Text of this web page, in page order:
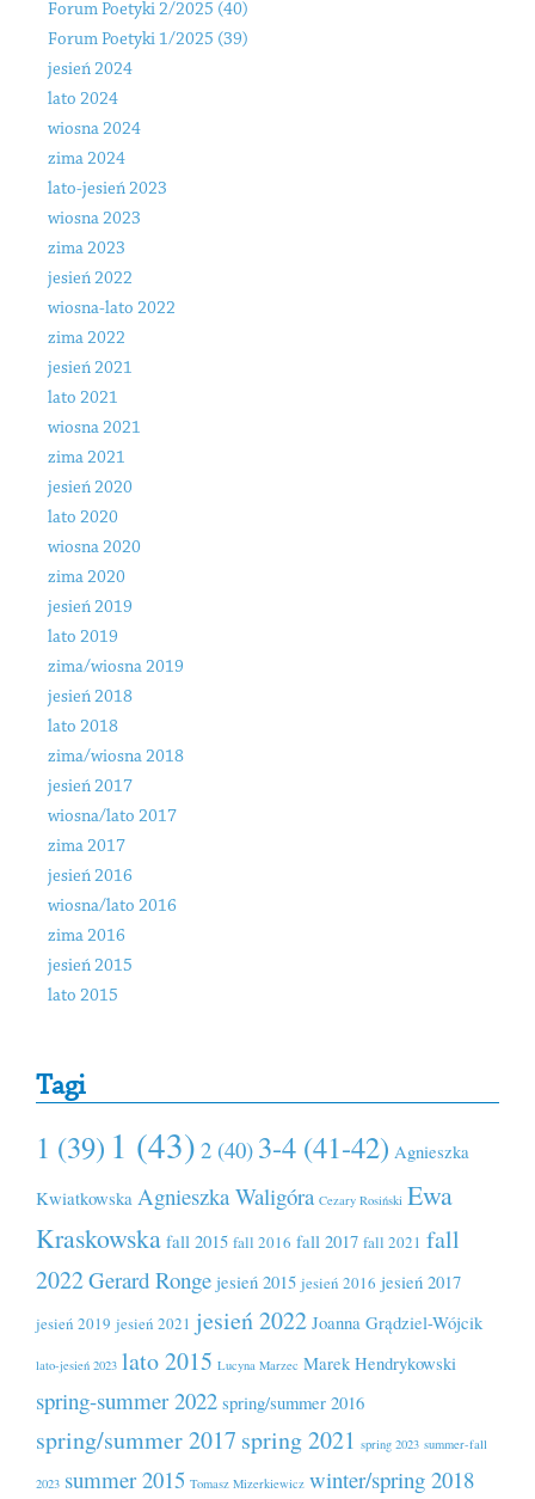
Forum Poetyki 2/2025 (40)
Forum Poetyki 1/2025 (39)
jesień 2024
lato 2024
wiosna 2024
zima 2024
lato-jesień 2023
wiosna 2023
zima 2023
jesień 2022
wiosna-lato 2022
zima 2022
jesień 2021
lato 2021
wiosna 2021
zima 2021
jesień 2020
lato 2020
wiosna 2020
zima 2020
jesień 2019
lato 2019
zima/wiosna 2019
jesień 2018
lato 2018
zima/wiosna 2018
jesień 2017
wiosna/lato 2017
zima 2017
jesień 2016
wiosna/lato 2016
zima 2016
jesień 2015
lato 2015
Tagi
1 (39) 1 (43) 2 (40) 3-4 (41-42) Agnieszka
Kwiatkowska Agnieszka Waligóra Cezary Rosiński Ewa
Kraskowska fall 2015 fall 2016 fall 2017 fall 2021 fall
2022Gerard Ronge jesień 2015 jesień 2016 jesień 2017
jesień 2019 jesień 2021 jesień 2022 Joanna Grądziel-Wójcik
lato-jesień 2023 lato 2015 Lucyna Marzec Marek Hendrykowski
spring-summer 2022 spring/summer 2016
spring/summer 2017 spring 2021 spring 2023 summer-fall
2023 summer 2015 Tomasz Mizerkiewicz winter/spring 2018